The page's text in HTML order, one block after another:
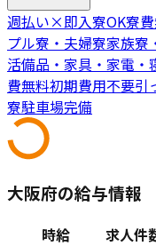
週払い×即入寮OK寮
プル寮・夫婦寮家族寮
活備品・家具・家電・
費無料初期費用不要引
寮駐車場完備
大阪府の給与情報
時給
求人件